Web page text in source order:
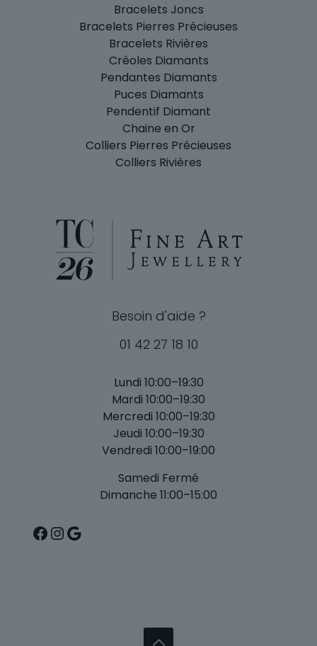
Bracelets Joncs
Bracelets Pierres Précieuses
Bracelets Rivières
Créoles Diamants
Pendantes Diamants
Puces Diamants
Pendentif Diamant
Chaine en Or
Colliers Pierres Précieuses
Colliers Rivières
Besoin d'aide ?
01 42 27 18 10
Lundi 10:00–19:30
Mardi 10:00–19:30
Mercredi 10:00–19:30
Jeudi 10:00–19:30
Vendredi 10:00–19:00
Samedi Fermé
Dimanche 11:00–15:00
Facebook
Instagram
Google